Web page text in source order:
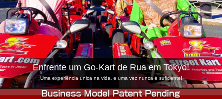
Tokyo Shibuya Annex Tokyo Bay
Tokyo Asakusa Osaka
Okinawa
Enfrente um Go-Kart de Rua em Tokyo!
Uma experiência única na vida, e uma vez nunca é suficiente!